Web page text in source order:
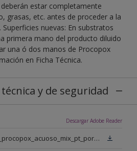
estar completamente
grasas, etc. antes de proceder a la
nuevas: En substratos
primera mano del producto diluido
una ó dos manos de Procopox
en Ficha Técnica.
y de seguridad
Descargar Adobe Reader
ficha_tecnica_293_procopox_acuoso_mix_pt_portugal.pdf